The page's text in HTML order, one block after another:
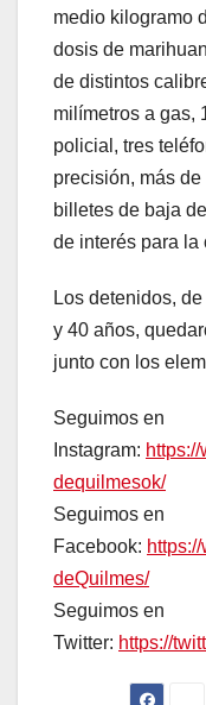
medio kilogramo
dosis de
de distintos
milímetros a gas,
policial, tres
precisión, más
billetes de baja
de interés para la
Los detenidos,
y 40 años,
junto con los
Seguimos en
Instagram:
dequilmesok/
Seguimos en
Facebook:
deQuilmes/
Seguimos en
Twitter: https://